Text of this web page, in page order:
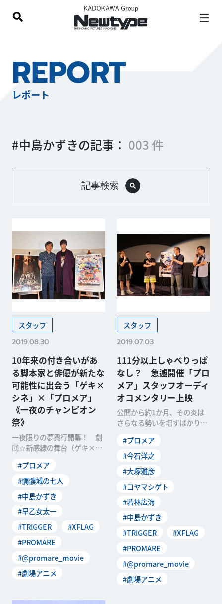
REPORT
レポート
#中島かずきの記事： 003 件
記事検索
スタッフ
2019.08.30
10年来の付き合いがあ
る脚本家と俳優が新たな
可能性に出会う「ゲキ×
シネ」×「プロメア」
《一夜のチャンピオン
祭》
一夜限りの夢興行開幕！ 劇
団☆新感線の舞台（ゲキ×シ
劇場版アニメ「プ
#プロメア
#髑髏城の七人
#中島かずき
#早乙女太一
#TRIGGER
#XFLAG
#PROMARE
#@promare_movie
#劇場アニメ
スタッフ
2019.07.03
111分以上しゃべりっぱ
なし？ 急遽開催「プロ
メア」スタッフオーディ
オコメンタリー上映
公開から約1か月、その炎は
さらなる勢いを増すばかり―
ンシネマ海老名に
#プロメア
#今石洋之
#大塚雅彦
#コヤマシゲト
#若林広海
#中島かずき
#TRIGGER
#XFLAG
#PROMARE
#@promare_movie
#劇場アニメ